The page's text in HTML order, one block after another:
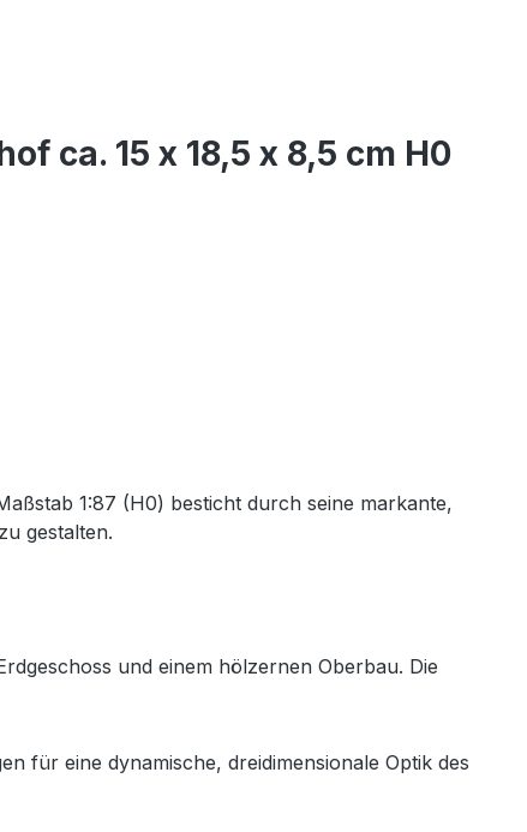
ca. 15 x 18,5 x 8,5 cm H0
1:87 (H0) besticht durch seine markante,
gestalten.
und einem hölzernen Oberbau. Die
für eine dynamische, dreidimensionale Optik des